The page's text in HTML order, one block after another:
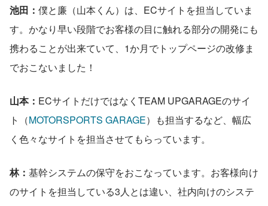
池田： 僕と廉（山本くん）は、ECサイトを担当していま
す。かなり早い段階でお客様の目に触れる部分の開発にも
携わることが出来ていて、1か月でトップページの改修ま
でおこないました！
山本： ECサイトだけではなくTEAM UPGARAGEのサイ
ト（MOTORSPORTS GARAGE）も担当するなど、幅広
く色々なサイトを担当させてもらっています。
林： 基幹システムの保守をおこなっています。お客様向け
のサイトを担当している3人とは違い、社内向けのシステ